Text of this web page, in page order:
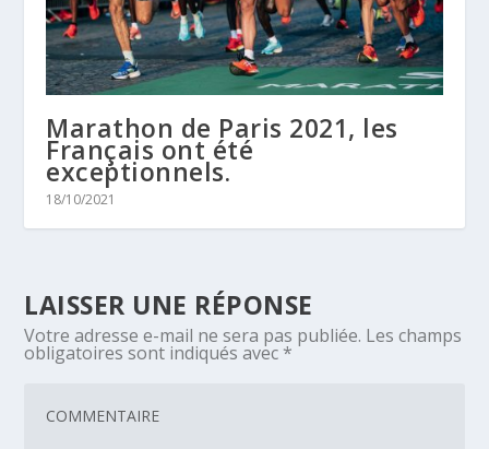
Marathon de Paris 2021, les
Français ont été
exceptionnels.
18/10/2021
LAISSER UNE RÉPONSE
Votre adresse e-mail ne sera pas publiée. Les champs
obligatoires sont indiqués avec *